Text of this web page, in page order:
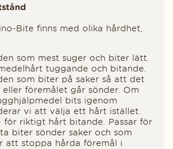
Bite finns med olika hårdhet,
som mest suger och biter lätt.
tuggande och bitande.
som biter på saker så att det
eller föremålet går sönder. Om
bits igenom
vi att välja ett hårt istället.
för riktigt hårt bitande. Passar för
biter sönder saker och som
att stoppa hårda föremål i